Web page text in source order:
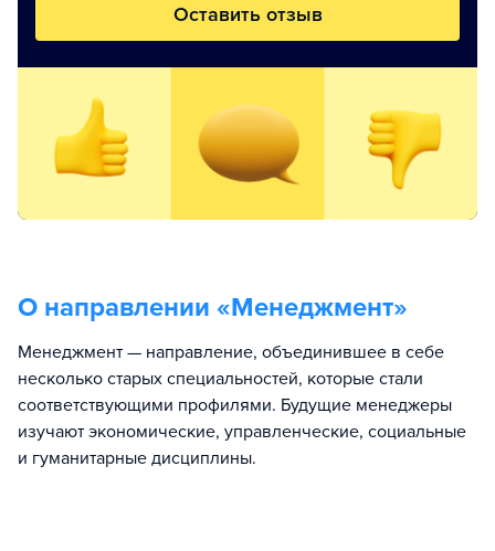
Оставить отзыв
О направлении «Менеджмент»
Менеджмент — направление, объединившее в себе
несколько старых специальностей, которые стали
соответствующими профилями. Будущие менеджеры
изучают экономические, управленческие, социальные
и гуманитарные дисциплины.